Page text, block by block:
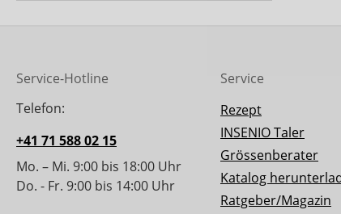
Service-Hotline
Telefon:
+41 71 588 02 15
Mo. – Mi. 9:00 bis 18:00 Uhr
Do. - Fr. 9:00 bis 14:00 Uhr
Service
Rezept
INSENIO Taler
Grössenberater
Katalog
Ratgeber/Magazin